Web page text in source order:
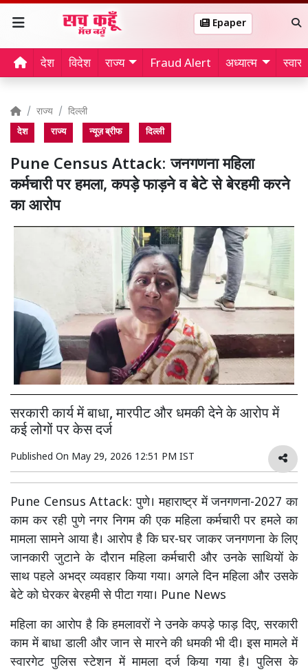
Epaper
देश विदेश राज्य Fraud Alert अध्यात्म
राज्य दिल्ली
देश राज्य न्यूज़ ब्रीफ दिल्ली
Pune Census Attack: जनगणना महिला
कर्मचारी पर हमला, कपड़े फाड़ने व बेटे से बेरहमी करने
का आरोप
सरकारी कार्य में बाधा, मारपीट और धमकी देने के आरोप में
कई लोगों पर केस दर्ज
Published On May 29, 2026 12:51 PM IST
Pune Census Attack: पुणे। महाराष्ट्र में जनगणना-2027 का
काम कर रही पुणे नगर निगम की एक महिला कर्मचारी पर हमले का
मामला सामने आया है। आरोप है कि घर-घर जाकर जनगणना के लिए
जानकारी जुटाने के दौरान महिला कर्मचारी और उनके साथियों के
साथ पहले अभद्र व्यवहार किया गया। अगले दिन महिला और उसके
बेटे को घेरकर बेरहमी से पीटा गया। Pune News
महिला का आरोप है कि हमलावरों ने उनके कपड़े फाड़ दिए, सरकारी
काम में बाधा डाली और जान से मारने की धमकी भी दी। इस मामले में
स्वारगेट पुलिस स्टेशन में मामला दर्ज किया गया है। पुलिस के